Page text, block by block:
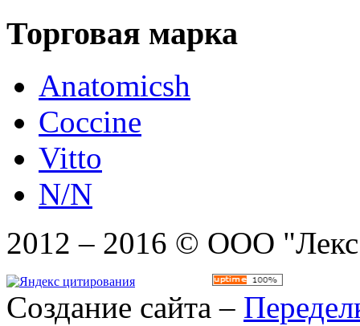
Торговая марка
Anatomicsh
Coccine
Vitto
N/N
2012 – 2016 © ООО
Создание сайта –